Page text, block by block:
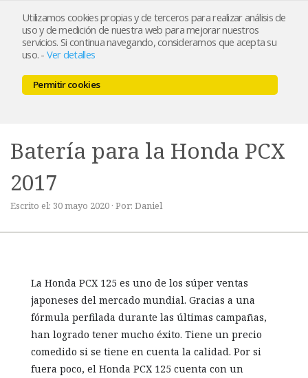
Utilizamos cookies propias y de terceros para realizar análisis de
uso y de medición de nuestra web para mejorar nuestros
servicios. Si continua navegando, consideramos que acepta su
uso. - Ver detalles
Permitir cookies
MENU
Batería para la Honda PCX
2017
Escrito el: 30 mayo 2020 · Por: Daniel
La Honda PCX 125 es uno de los súper ventas
japoneses del mercado mundial. Gracias a una
fórmula perfilada durante las últimas campañas,
han logrado tener mucho éxito. Tiene un precio
comedido si se tiene en cuenta la calidad. Por si
fuera poco, el Honda PCX 125 cuenta con un